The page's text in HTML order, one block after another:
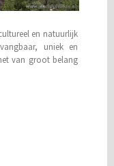
en natuurlijk
uniek en
van groot belang